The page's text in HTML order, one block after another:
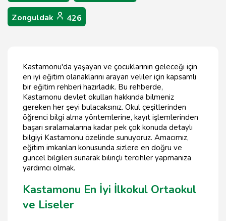
Zonguldak 426
Kastamonu'da yaşayan ve çocuklarının geleceği için
en iyi eğitim olanaklarını arayan veliler için kapsamlı
bir eğitim rehberi hazırladık. Bu rehberde,
Kastamonu devlet okulları hakkında bilmeniz
gereken her şeyi bulacaksınız. Okul çeşitlerinden
öğrenci bilgi alma yöntemlerine, kayıt işlemlerinden
başarı sıralamalarına kadar pek çok konuda detaylı
bilgiyi Kastamonu özelinde sunuyoruz. Amacımız,
eğitim imkanları konusunda sizlere en doğru ve
güncel bilgileri sunarak bilinçli tercihler yapmanıza
yardımcı olmak.
Kastamonu En İyi İlkokul Ortaokul
ve Liseler